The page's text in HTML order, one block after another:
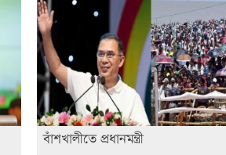
বাঁশখালীতে প্রধানমন্ত্রী